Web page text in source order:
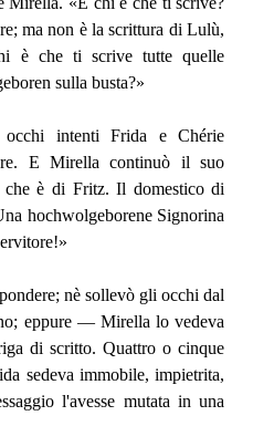
ma non è la scrittura di Lulù,
è che ti scrive tutte quelle
sulla busta?»
occhi intenti Frida e Chérie
E Mirella continuò il suo
che è di Fritz. Il domestico di
hochwolgeborene Signorina
nè sollevò gli occhi dal
eppure — Mirella lo vedeva
di scritto. Quattro o cinque
sedeva immobile, impietrita,
l'avesse mutata in una